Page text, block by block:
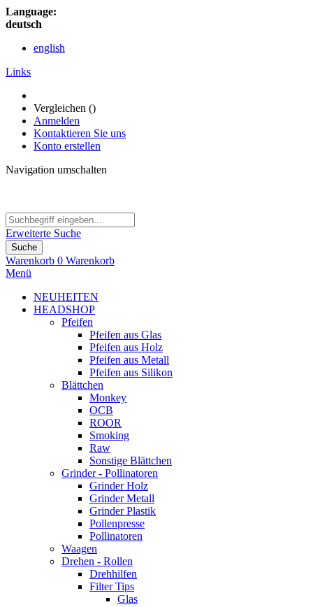
Language:
deutsch
english
Links
Vergleichen ()
Anmelden
Kontaktieren Sie uns
Konto erstellen
Navigation umschalten
Erweiterte Suche
Suche
Warenkorb 0 Warenkorb
Menü
NEUHEITEN
HEADSHOP
Pfeifen
Pfeifen aus Glas
Pfeifen aus Holz
Pfeifen aus Metall
Pfeifen aus Silikon
Blättchen
Monkey
OCB
ROOR
Smoking
Raw
Sonstige Blättchen
Grinder - Pollinatoren
Grinder Holz
Grinder Metall
Grinder Plastik
Pollenpresse
Pollinatoren
Waagen
Drehen - Rollen
Drehhilfen
Filter Tips
Glas